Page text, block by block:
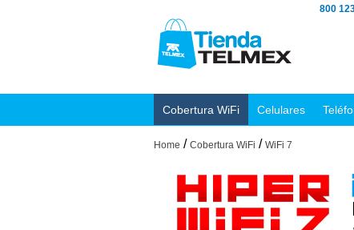
800
Cobertura WiFi Celulares
Home / Cobertura WiFi / WiFi 7